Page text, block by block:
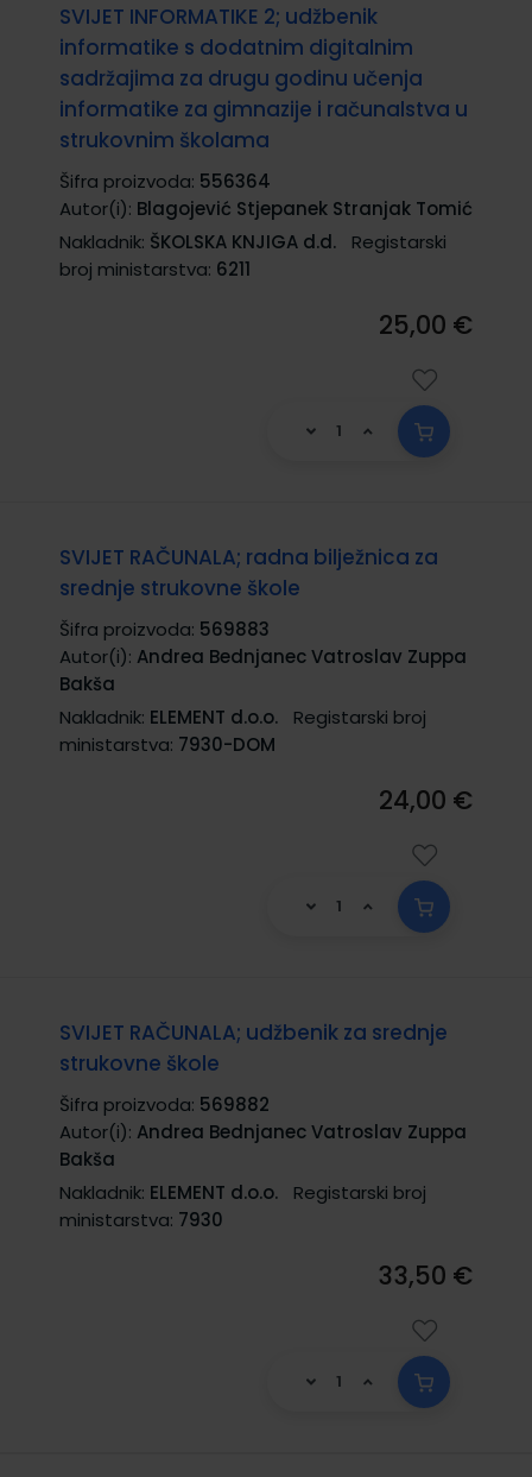
SVIJET INFORMATIKE 2; udžbenik
informatike s dodatnim digitalnim
sadržajima za drugu godinu učenja
informatike za gimnazije i računalstva u
strukovnim školama
Šifra proizvoda: 556364
Autor(i): Blagojević Stjepanek Stranjak Tomić
Nakladnik: ŠKOLSKA KNJIGA d.d.
Registarski
broj ministarstva: 6211
25,00 €
SVIJET RAČUNALA; radna bilježnica za
srednje strukovne škole
Šifra proizvoda: 569883
Autor(i): Andrea Bednjanec Vatroslav Zuppa
Bakša
Nakladnik: ELEMENT d.o.o.
Registarski broj
ministarstva: 7930-DOM
24,00 €
SVIJET RAČUNALA; udžbenik za srednje
strukovne škole
Šifra proizvoda: 569882
Autor(i): Andrea Bednjanec Vatroslav Zuppa
Bakša
Nakladnik: ELEMENT d.o.o.
Registarski broj
ministarstva: 7930
33,50 €